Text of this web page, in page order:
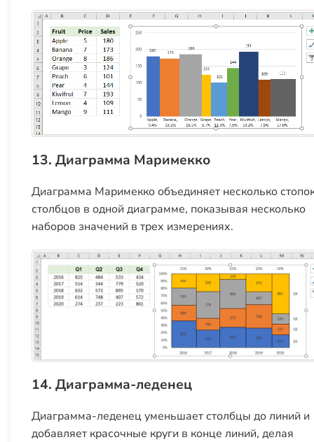
13. Диаграмма Маримекко
Диаграмма Маримекко объединяет несколько
столбцов в одной диаграмме, показывая несколько
наборов значений в трех измерениях.
14. Диаграмма-леденец
Диаграмма-леденец уменьшает столбцы до линий и
добавляет красочные круги в конце линий, делая